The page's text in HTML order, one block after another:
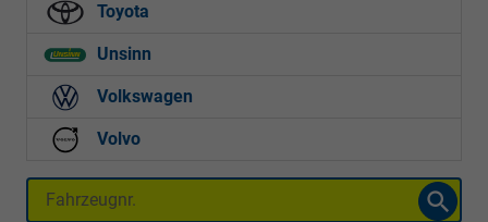
Toyota
Unsinn
Volkswagen
Volvo
Fahrzeugnr.